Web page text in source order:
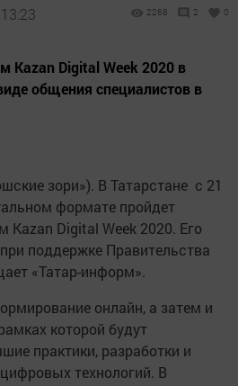
2268 2 0
Digital Week 2020 в
общения специалистов в
зори»). В Татарстане с 21
формате пройдет
Digital Week 2020. Его
поддержке Правительства
«Татар-информ».
онлайн, а затем и
которой будут
практики, разработки и
технологий. В